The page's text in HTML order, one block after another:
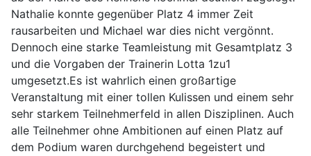
Nathalie konnte gegenüber Platz 4 immer Zeit
rausarbeiten und Michael war dies nicht vergönnt.
Dennoch eine starke Teamleistung mit Gesamtplatz 3
und die Vorgaben der Trainerin Lotta 1zu1
umgesetzt.Es ist wahrlich einen großartige
Veranstaltung mit einer tollen Kulissen und einem sehr
sehr starkem Teilnehmerfeld in allen Disziplinen. Auch
alle Teilnehmer ohne Ambitionen auf einen Platz auf
dem Podium waren durchgehend begeistert und